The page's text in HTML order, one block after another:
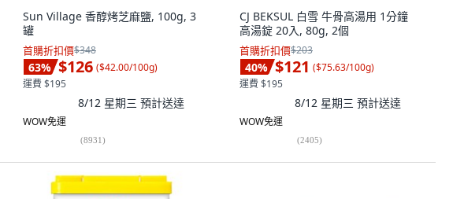
Sun Village 香醇烤芝麻鹽, 100g, 3
罐
首購折扣價$348
63% $126 ($42.00/100g)
運費 $195
8/12 星期三 預計送達
WOW免運
(8931)
CJ BEKSUL 白雪 牛骨高湯用 1分鐘
高湯錠 20入, 80g, 2個
首購折扣價$203
40% $121 ($75.63/100g)
運費 $195
8/12 星期三 預計送達
WOW免運
(2405)